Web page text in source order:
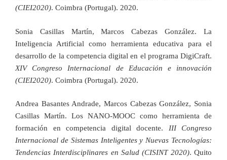
(CIEI2020). Coimbra (Portugal). 2020.
Sonia Casillas Martín, Marcos Cabezas González. La
Inteligencia Artificial como herramienta educativa para el
desarrollo de la competencia digital en el programa DigiCraft.
XIV Congreso Internacional de Educación e innovación
(CIEI2020). Coimbra (Portugal). 2020.
Andrea Basantes Andrade, Marcos Cabezas González, Sonia
Casillas Martín. Los NANO-MOOC como herramienta de
formación en competencia digital docente. III Congreso
Internacional de Sistemas Inteligentes y Nuevas Tecnologías:
Tendencias Interdisciplinares en Salud (CISINT 2020). Quito